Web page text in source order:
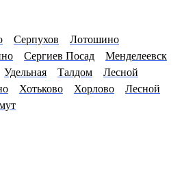
Серпухов
Лотошино
Сергиев Посад
Менделеевск
Удельная Талдом
Лесной
Хотьково Хорлово
Лесной